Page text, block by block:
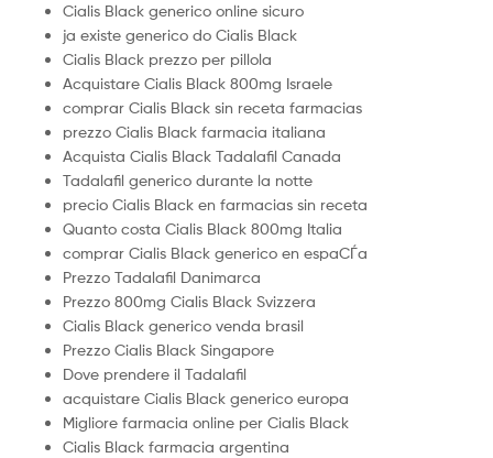
Cialis Black generico online sicuro
ja existe generico do Cialis Black
Cialis Black prezzo per pillola
Acquistare Cialis Black 800mg Israele
comprar Cialis Black sin receta farmacias
prezzo Cialis Black farmacia italiana
Acquista Cialis Black Tadalafil Canada
Tadalafil generico durante la notte
precio Cialis Black en farmacias sin receta
Quanto costa Cialis Black 800mg Italia
comprar Cialis Black generico en espaСЃa
Prezzo Tadalafil Danimarca
Prezzo 800mg Cialis Black Svizzera
Cialis Black generico venda brasil
Prezzo Cialis Black Singapore
Dove prendere il Tadalafil
acquistare Cialis Black generico europa
Migliore farmacia online per Cialis Black
Cialis Black farmacia argentina